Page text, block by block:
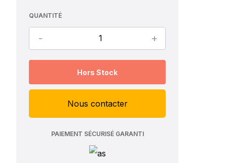
QUANTITÉ
- +
Hors Stock
Nous contacter
PAIEMENT SÉCURISÉ GARANTI